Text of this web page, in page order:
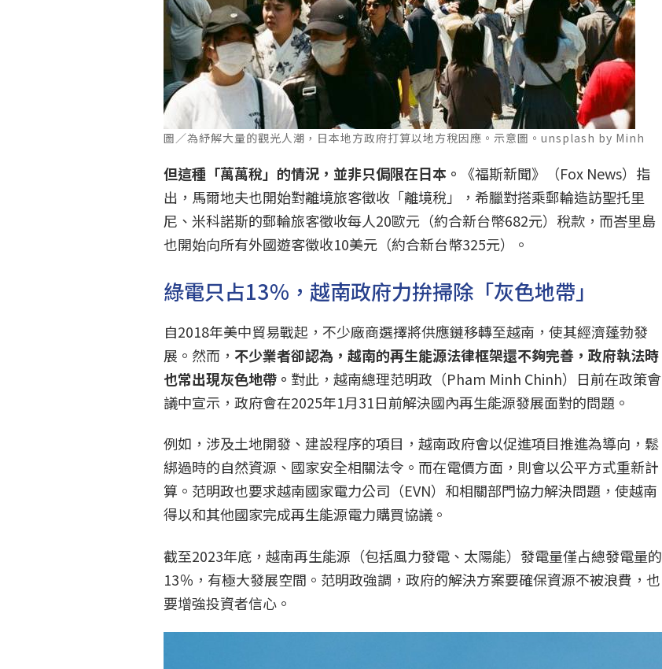
圖／為紓解大量的觀光人潮，日本地方政府打算以地方稅因應。示意圖。unsplash by Minh
但這種「萬萬稅」的情況，並非只侷限在日本。 《福斯新聞》（Fox News）指
出，馬爾地夫也開始對離境旅客徵收「離境稅」，希臘對搭乘郵輪造訪聖托里
尼、米科諾斯的郵輪旅客徵收每人20歐元（約合新台幣682元）稅款，而峇里島
也開始向所有外國遊客徵收10美元（約合新台幣325元）。
綠電只占13％，越南政府力拚掃除「灰色地帶」
自2018年美中貿易戰起，不少廠商選擇將供應鏈移轉至越南，使其經濟蓬勃發
展。然而， 不少業者卻認為，越南的再生能源法律框架還不夠完善，政府執法時
也常出現灰色地帶。 對此，越南總理范明政（Pham Minh Chinh）日前在政策會
議中宣示，政府會在2025年1月31日前解決國內再生能源發展面對的問題。
例如，涉及土地開發、建設程序的項目，越南政府會以促進項目推進為導向，鬆
綁過時的自然資源、國家安全相關法令。而在電價方面，則會以公平方式重新計
算。范明政也要求越南國家電力公司（EVN）和相關部門協力解決問題，使越南
得以和其他國家完成再生能源電力購買協議。
截至2023年底，越南再生能源（包括風力發電、太陽能）發電量僅占總發電量的
13％，有極大發展空間。范明政強調，政府的解決方案要確保資源不被浪費，也
要增強投資者信心。